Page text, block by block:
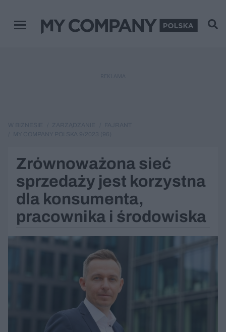
Menu główne
Zrównoważona sieć
sprzedaży jest korzystna
dla konsumenta,
pracownika i środowiska